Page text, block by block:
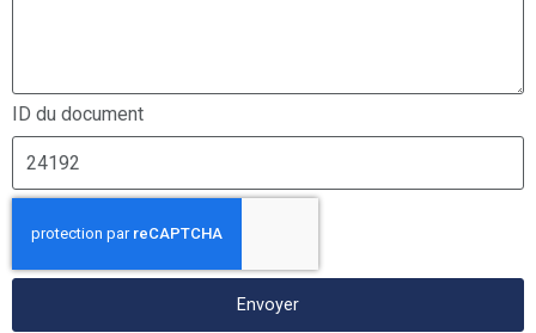
ID du document
Envoyer